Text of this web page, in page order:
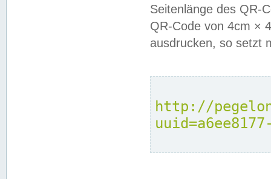
Seitenlänge des QR-
QR-Code von 4cm ×
ausdrucken, so setzt
http://